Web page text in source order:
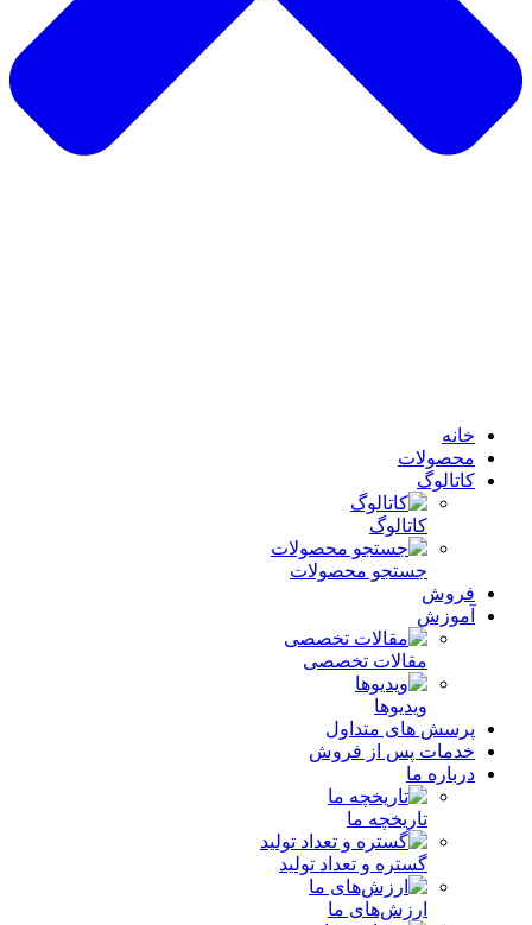
خانه
محصولات
کاتالوگ
کاتالوگ
جستجو محصولات
فروش
آموزش
مقالات تخصصی
ویدیوها
پرسش های متداول
خدمات پس از فروش
درباره ما
تاریخچه ما
گستره و تعداد تولید
ارزش‌های ما